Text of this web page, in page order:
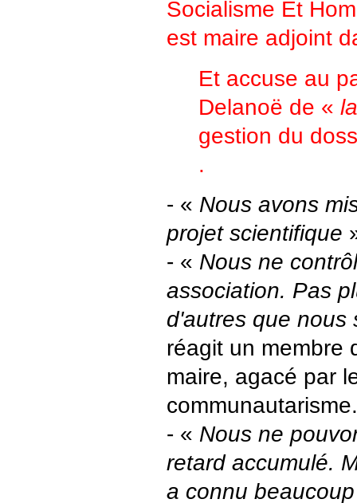
Socialisme Et
est maire adjoint
Et accuse au
Delanoë de «
gestion du
.
- « Nous avons
projet scientifique
- « Nous ne
association. Pas
d'autres que nous
réagit un membre
maire, agacé par
communautarisme.
- « Nous ne
retard accumulé.
a connu